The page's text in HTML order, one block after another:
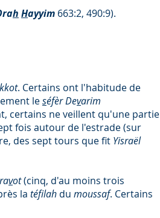
h Hayyim 663:2, 490:9).
. Certains ont l'habitude de
leséfèr Devarim
certains ne veillent qu'une partie
fois autour de l'estrade (sur
des sept tours que fit Yisraël
vot(cinq, d'au moins trois
la téfilah du moussaf. Certains